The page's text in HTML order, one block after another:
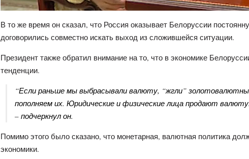
В то же время он сказал, что Россия оказывает Белоруссии
договорились совместно искать выход из сложившейся ситуации.
Президент также обратил внимание на то, что в экономике
тенденции.
“Если раньше мы выбрасывали валюту, “жгли”
пополняем их. Юридические и физические лица продают
– подчеркнул он.
Помимо этого было сказано, что монетарная, валютная политика
экономики.